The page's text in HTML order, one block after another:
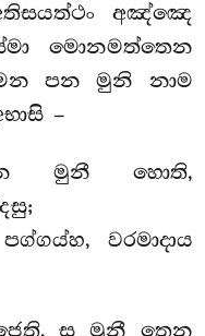
අඤ්ඤෙ
මොනමත්තෙන
පන මුනි නාම
–
මුනී හොති,
වරමාදාය
ස මුනී තෙන